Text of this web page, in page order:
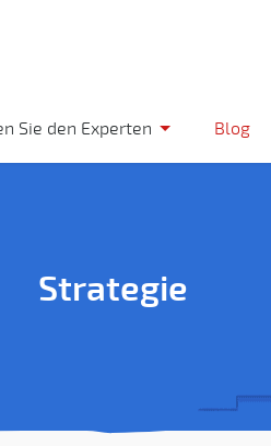
Sie den Experten Blog
Strategie